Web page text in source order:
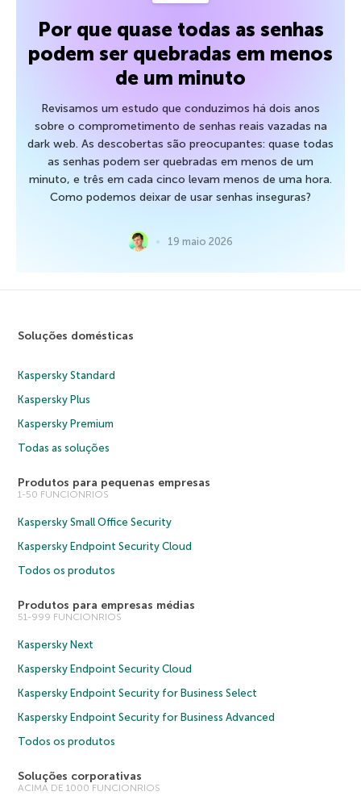
Por que quase todas as senhas
podem ser quebradas em menos
de um minuto
Revisamos um estudo que conduzimos há dois anos
sobre o comprometimento de senhas reais vazadas na
dark web. As descobertas são preocupantes: quase todas
as senhas podem ser quebradas em menos de um
minuto, e três em cada cinco levam menos de uma hora.
Como podemos deixar de usar senhas inseguras?
19 maio 2026
Soluções domésticas
Kaspersky Standard
Kaspersky Plus
Kaspersky Premium
Todas as soluções
Produtos para pequenas empresas
1-50 FUNCIONRIOS
Kaspersky Small Office Security
Kaspersky Endpoint Security Cloud
Todos os produtos
Produtos para empresas médias
51-999 FUNCIONRIOS
Kaspersky Next
Kaspersky Endpoint Security Cloud
Kaspersky Endpoint Security for Business Select
Kaspersky Endpoint Security for Business Advanced
Todos os produtos
Soluções corporativas
ACIMA DE 1000 FUNCIONRIOS